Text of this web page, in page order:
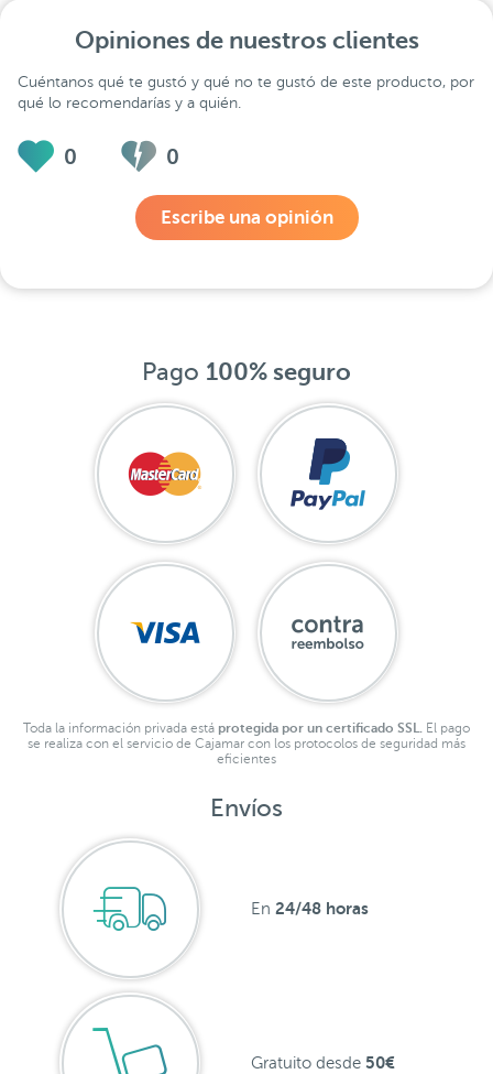
Opiniones de nuestros clientes
Cuéntanos qué te gustó y qué no te gustó de este producto, por
qué lo recomendarías y a quién.
0 0
Escribe una opinión
Pago 100% seguro
Toda la información privada está protegida por un certificado SSL. El pago
se realiza con el servicio de Cajamar con los protocolos de seguridad más
eficientes
Envíos
En 24/48 horas
Gratuito desde 50€